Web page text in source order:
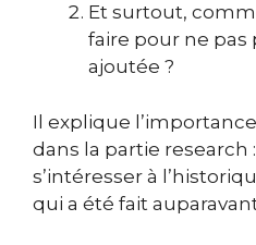
Et surtout,
faire pour ne pas
ajoutée ?
Il explique
dans la partie research
s’intéresser à
qui a été fait